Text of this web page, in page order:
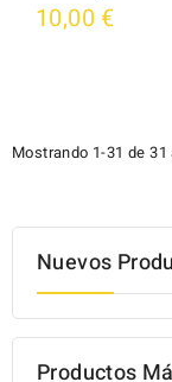
10,00 €
Mostrando 1-31 de
Nuevos
Productos